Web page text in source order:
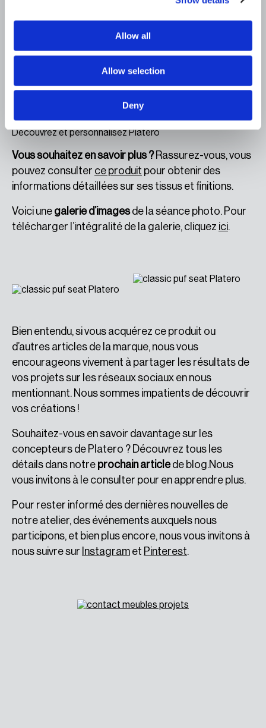
Allow all
Allow selection
Deny
De plus, Platero ne se limite pas à une simple
fonctionnalité ; il apporte également une dimension
pour tout espace
une touche distincte, colorée et contemporaine.
Découvrez et personnalisez Platero
Vous souhaitez en savoir plus ? Rassurez-vous, vous
pouvez consulter ce produit pour obtenir des
informations détaillées sur ses tissus et finitions.
Voici une galerie d’imagesde la séance photo. Pour
télécharger l’intégralité de la galerie, cliquez ici.
Bien entendu, si vous acquérez ce produit ou
d’autres articles de la marque, nous vous
encourageons vivement à partager les résultats de
vos projets sur les réseaux sociaux en nous
mentionnant. Nous sommes impatients de découvrir
vos créations !
Souhaitez-vous en savoir davantage sur les
concepteurs de Platero ? Découvrez tous les
détails dans notre prochain articlede blog.Nous
vous invitons à le consulter pour en apprendre plus.
Pour rester informé des dernières nouvelles de
notre atelier, des événements auxquels nous
participons, et bien plus encore, nous vous invitons à
nous suivre sur Instagram et Pinterest.